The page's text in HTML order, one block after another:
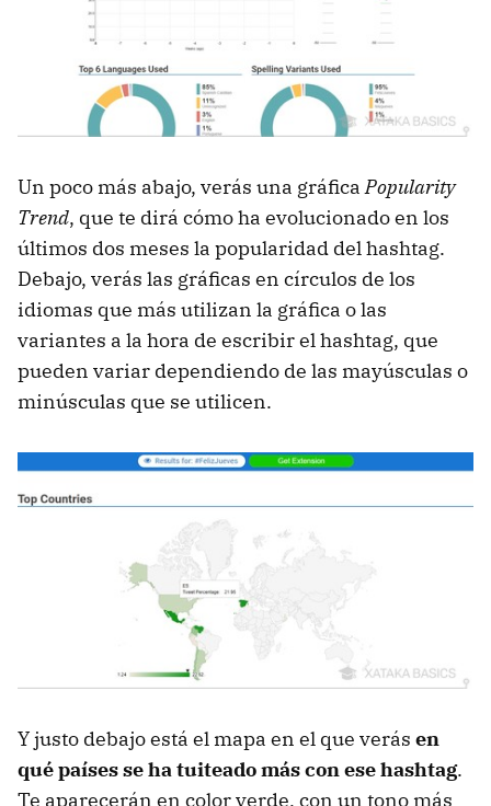
Un poco más abajo, verás una gráfica Popularity
Trend, que te dirá cómo ha evolucionado en los
últimos dos meses la popularidad del hashtag.
Debajo, verás las gráficas en círculos de los
idiomas que más utilizan la gráfica o las
variantes a la hora de escribir el hashtag, que
pueden variar dependiendo de las mayúsculas o
minúsculas que se utilicen.
Y justo debajo está el mapa en el que verás en
qué países se ha tuiteado más con ese hashtag.
Te aparecerán en color verde, con un tono más